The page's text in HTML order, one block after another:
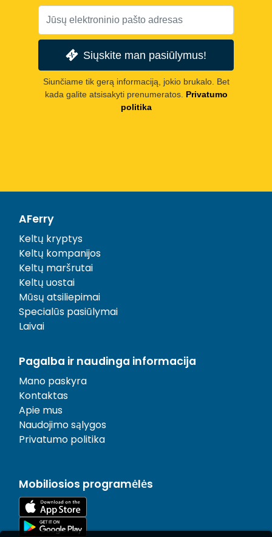
Siųskite man pasiūlymus!
Siunčiame tik gerą informaciją, jokio brukalo. Bet
kada galite atsisakyti prenumeratos. Privatumo
politika
AFerry
Keltų kryptys
Keltų kompanijos
Keltų maršrutai
Keltų uostai
Mūsų atsiliepimai
Specialūs pasiūlymai
Laivai
Pagalba ir naudinga informacija
Mano paskyra
Kontaktas
Apie mus
Naudojimo sąlygos
Privatumo politika
Mobiliosios programėlės